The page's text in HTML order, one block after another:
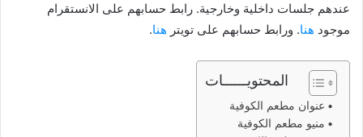
عندهم جلسات داخلية وخارجية. رابط حسابهم على الانستقرام
موجود هنا. ورابط حسابهم على تويتر هنا.
المحتويــــــات
عنوان مطعم الكوفية
منيو مطعم الكوفية